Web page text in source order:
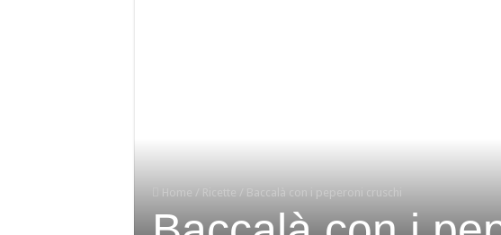
Home / Ricette / Baccalà con i peperoni cruschi